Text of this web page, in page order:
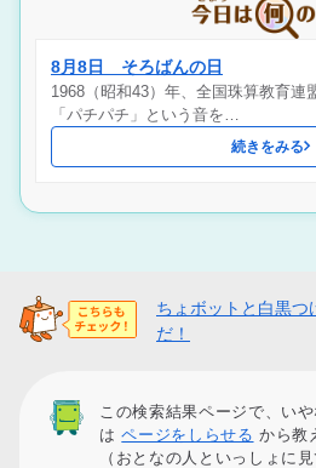
8月8日 そろばんの日
1968（昭和43）年、全国珠算教育連
「パチパチ」という音を…
続きをみる
ちょボットと白黒
だ！
この検索結果ページで、い
はページをしらせる から教
（おとなの人といっしょに見